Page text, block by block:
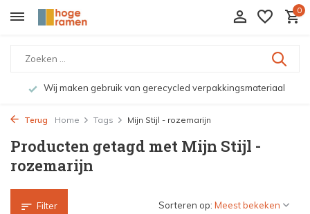
0
Wij maken gebruik van gerecycled verpakkingsmateriaal
Terug Home Tags Mijn Stijl - rozemarijn
Producten getagd met Mijn Stijl -
rozemarijn
Filter Sorteren op: